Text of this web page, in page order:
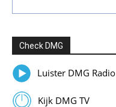
Check DMG
Luister DMG Radio
Kijk DMG TV